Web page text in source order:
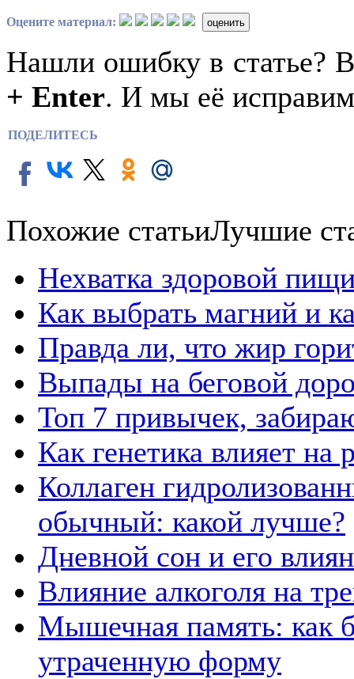
Оцените материал: оценить
Нашли ошибку в статье?
+ Enter. И мы её
ПОДЕЛИТЕСЬ
Похожие статьиЛучшие
Нехватка здоровой
Как выбрать магний и
Правда ли, что жир
Выпады на беговой
Топ 7 привычек,
Как генетика влияет
Коллаген
обычный: какой лучше?
Дневной сон и его
Влияние алкоголя на
Мышечная память: как
утраченную форму